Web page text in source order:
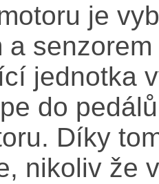
je
a
jednotka
do
Díky
nikoliv že